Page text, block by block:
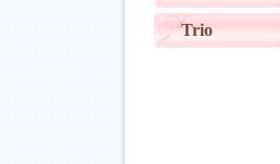
Trio